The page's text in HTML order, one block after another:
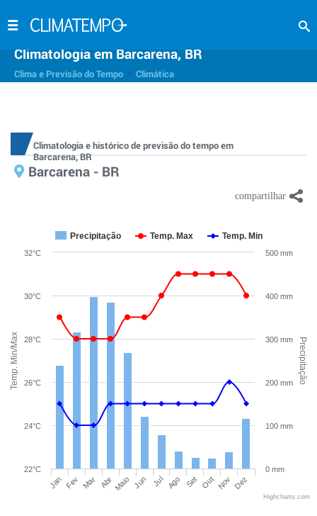
Climatologia em Barcarena, BR
Clima e Previsão do Tempo Climática
Climatologia e histórico de previsão do tempo em
Barcarena, BR
Barcarena - BR
Temp. Min/Max Precipitação
Precipitação Temp. Max Temp. Min
Jan Fev Mar Abr Maio Jun Jul Ago Set Out Nov Dez
22°C
24°C
26°C
28°C
30°C
32°C
0 mm
100 mm
200 mm
300 mm
400 mm
500 mm
Highcharts.com